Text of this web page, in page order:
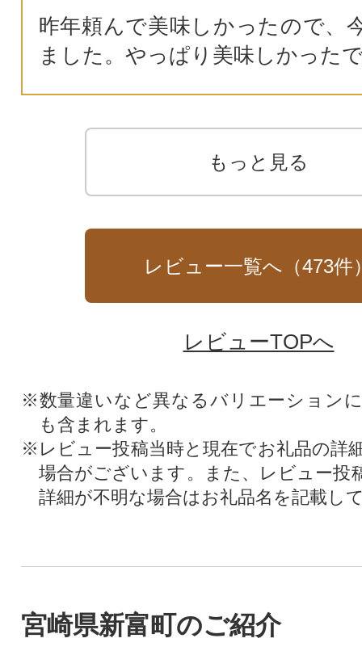
昨年頼んで美味しかったので、
ました。やっぱり美味しかった
もっと見る
レビュー一覧へ（473件
レビューTOPへ
※数量違いなど異なるバリエーション
も含まれます。
※レビュー投稿当時と現在でお礼品の詳
場合がございます。また、レビュー投
詳細が不明な場合はお礼品名を記載し
宮崎県新富町のご紹介